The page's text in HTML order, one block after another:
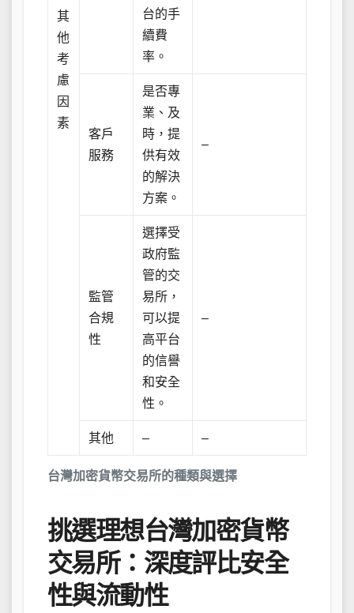
台灣加密貨幣交易所的種類與選擇
其
他
考
慮
因
素
台的手
續費
率。
客戶
服務
是否專
業、及
時，提
供有效
的解決
方案。
–
監管
合規
性
選擇受
政府監
管的交
易所，
可以提
高平台
的信譽
和安全
性。
–
其他 – –
挑選理想台灣加密貨幣
交易所：深度評比安全
性與流動性